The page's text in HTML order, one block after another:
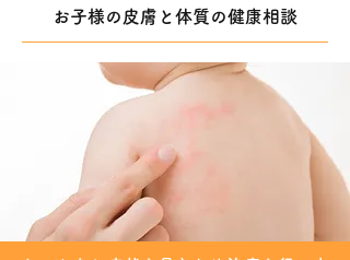
お子様の皮膚と体質の健康相談